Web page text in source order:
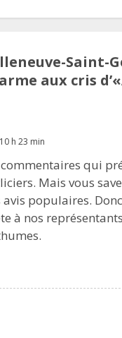
Saint-
aux cris
h 23 min
commentaires qui
Mais vous
populaires.
à nos